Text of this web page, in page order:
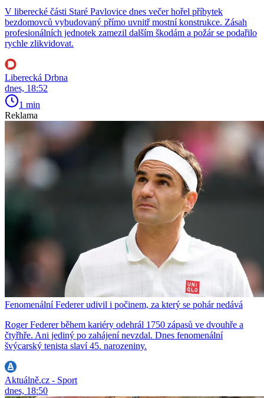
V liberecké části Staré Pavlovice dnes večer hořel příbytek
bezdomovců vybudovaný přímo uvnitř mostní konstrukce. Zásah
profesionálních jednotek zamezil dalším škodám a požár se podařilo
rychle zlikvidovat.
Liberecká Drbna
dnes, 18:52
1 min
Reklama
Fenomenální Federer udivil i počinem, za který se pohár nedává
Roger Federer během kariéry odehrál 1750 zápasů ve dvouhře a
čtyřhře. Ani jediný po zahájení nevzdal. Dnes fenomenální
švýcarský tenista slaví 45. narozeniny.
Aktuálně.cz - Sport
dnes, 18:50